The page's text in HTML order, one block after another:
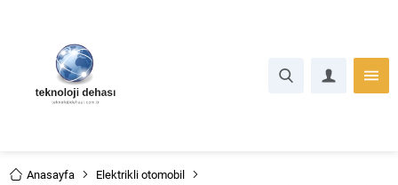
Anasayfa
Elektrikli otomobil